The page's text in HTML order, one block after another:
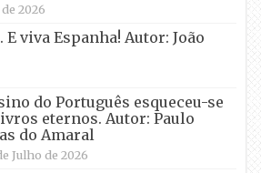
2026
E viva Espanha! Autor: João
do Português esqueceu-se
eternos. Autor: Paulo
do Amaral
Julho de 2026